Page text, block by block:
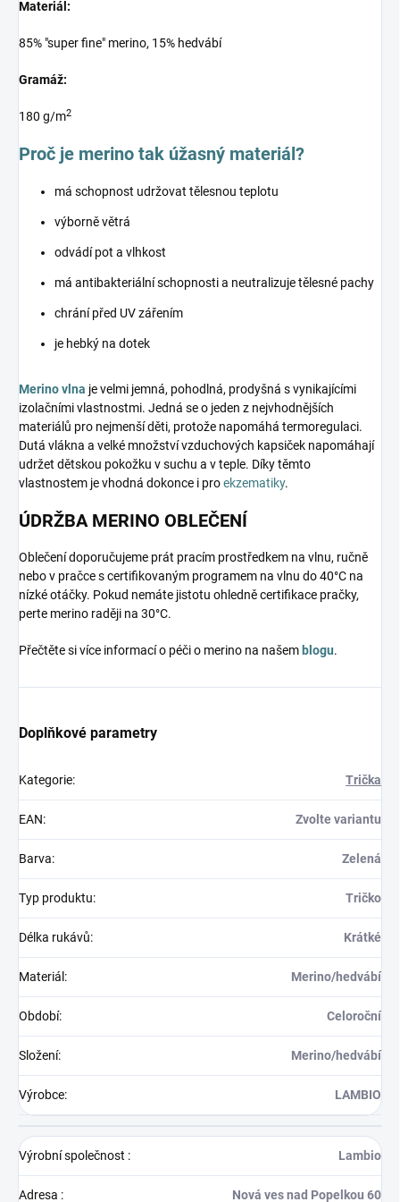
Materiál:
85% "super fine" merino, 15% hedvábí
Gramáž:
180 g/m2
Proč je merino tak úžasný materiál?
má schopnost udržovat tělesnou teplotu
výborně větrá
odvádí pot a vlhkost
má antibakteriální schopnosti a neutralizuje tělesné pachy
chrání před UV zářením
je hebký na dotek
Merino vlna je velmi jemná, pohodlná, prodyšná s vynikajícími
izolačními vlastnostmi. Jedná se o jeden z nejvhodnějších
materiálů pro nejmenší děti, protože napomáhá termoregulaci.
Dutá vlákna a velké množství vzduchových kapsiček napomáhají
udržet dětskou pokožku v suchu a v teple. Díky těmto
vlastnostem je vhodná dokonce i proekzematiky.
ÚDRŽBA MERINO OBLEČENÍ
Oblečení doporučujeme prát pracím prostředkem na vlnu, ručně
nebo v pračce s certifikovaným programem na vlnu do 40°C na
nízké otáčky. Pokud nemáte jistotu ohledně certifikace pračky,
perte merino raději na 30°C.
Přečtěte si více informací o péči o merino na našem blogu.
Doplňkové parametry
Kategorie: Trička
EAN: Zvolte variantu
Barva: Zelená
Typ produktu: Tričko
Délka rukávů: Krátké
Materiál : Merino/hedvábí
Období: Celoroční
Složení: Merino/hedvábí
Výrobce: LAMBIO
Výrobní společnost : Lambio
Adresa : Nová ves nad Popelkou 60